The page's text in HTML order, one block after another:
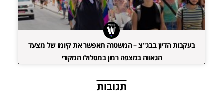
בעקבות הדיון בבג"צ – המשטרה תאפשר את קיומו של מצעד
הגאווה במצפה רמון במסלולו המקורי
תגובות